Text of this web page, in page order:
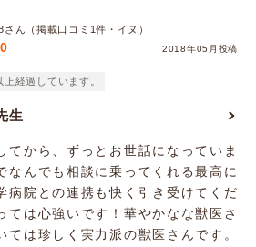
ん（掲載口コミ1件・イヌ）
2018年05月投稿
経過しています。
生
てから、ずっとお世話になっていま
なんでも相談に乗ってくれる最高に
病院との連携も快く引き受けてくだ
ては心強いです！華やかなな獣医さ
ては珍しく実力派の獣医さんです。